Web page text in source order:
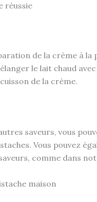
réussie
de la crème à la
le lait chaud
de la crème.
saveurs, vous
Vous pouvez
comme dans
maison